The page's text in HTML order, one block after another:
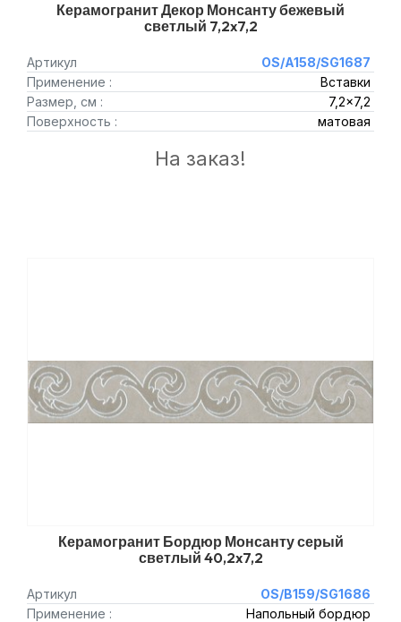
Керамогранит Декор Монсанту бежевый
светлый 7,2x7,2
Артикул
OS/A158/SG1687
Применение :
Вставки
Размер, см :
7,2x7,2
Поверхность :
матовая
На заказ!
Керамогранит Бордюр Монсанту серый
светлый 40,2x7,2
Артикул
OS/B159/SG1686
Применение :
Напольный бордюр